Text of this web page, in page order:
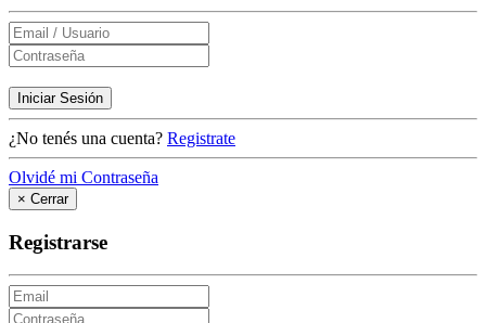
Iniciar Sesión
¿No tenés una cuenta? Registrate
Olvidé mi Contraseña
× Cerrar
Registrarse